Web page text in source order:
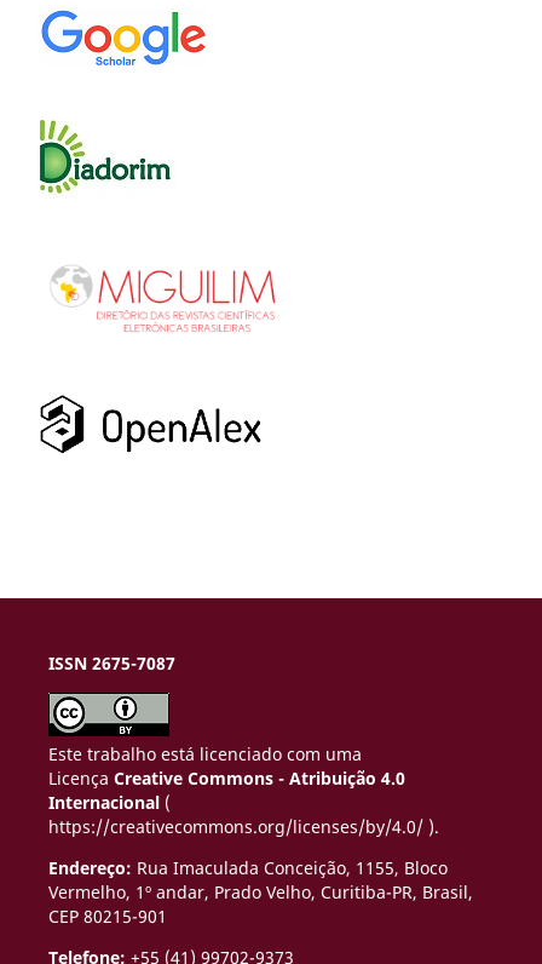
ISSN 2675-7087
Este trabalho está licenciado com uma
Licença Creative Commons - Atribuição 4.0
Internacional(
https://creativecommons.org/licenses/by/4.0/ ).
Endereço: Rua Imaculada Conceição, 1155, Bloco
Vermelho, 1º andar, Prado Velho, Curitiba-PR, Brasil,
CEP 80215-901
Telefone: +55 (41) 99702-9373